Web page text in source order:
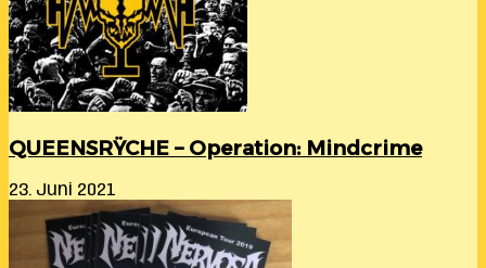
QUEENSRŸCHE – Operation: Mindcrime
23. Juni 2021